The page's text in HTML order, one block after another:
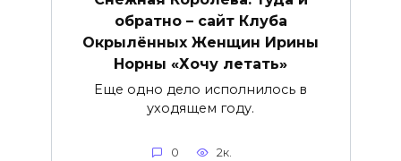
обратно – сайт Клуба
Окрылённых Женщин Ирины
Норны «Хочу летать»
Еще одно дело исполнилось в
уходящем году.
0 2к.